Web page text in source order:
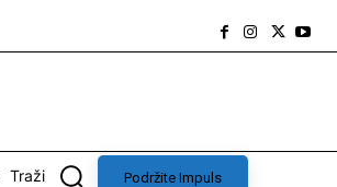
Traži Podržite Impuls